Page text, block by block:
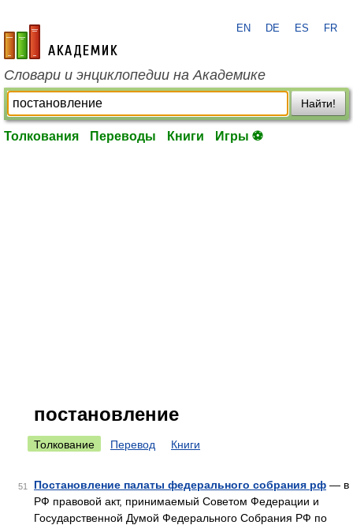
academic.ru
EN DE ES FR
Словари и энциклопедии на Академике
Найти!
Толкования Переводы Книги Игры ⚽
постановление
Толкование Перевод Книги
51 Постановление палаты федерального собрания рф — в
РФ правовой акт, принимаемый Советом Федерации и
Государственной Думой Федерального Собрания РФ по